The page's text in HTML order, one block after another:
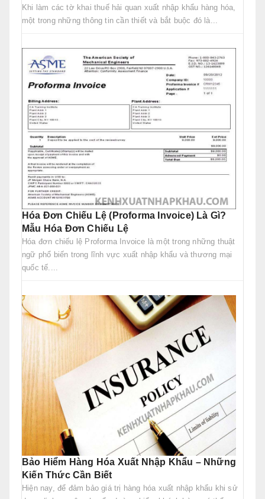
Khi làm các tờ khai thuế hải quan xuất nhập khẩu hàng hóa,
một trong những thông tin cần thiết và bắt buộc đó là...
Hóa Đơn Chiếu Lệ (Proforma Invoice) Là Gì?
Mẫu Hóa Đơn Chiếu Lệ
Hóa đơn chiếu lệ Proforma Invoice là một trong những thuật
ngữ phổ biến trong lĩnh vực xuất nhập khẩu và thương mại
quốc tế....
Bảo Hiểm Hàng Hóa Xuất Nhập Khẩu – Những
Kiến Thức Cần Biết
Hiện nay, để đảm bảo giá trị hàng hóa xuất nhập khẩu khi sử